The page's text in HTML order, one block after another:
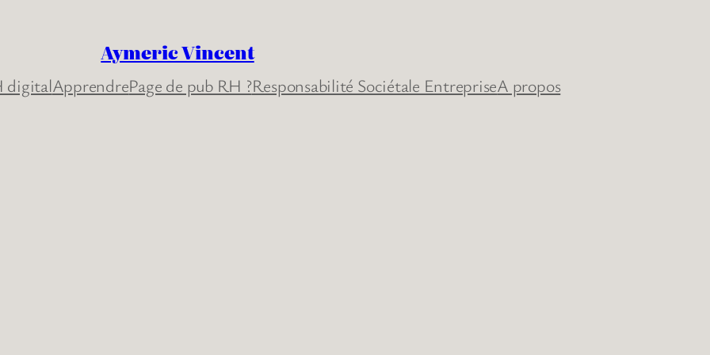
Aymeric Vincent
digitalApprendrePage de pub RH ?Responsabilité Sociétale EntrepriseA propos